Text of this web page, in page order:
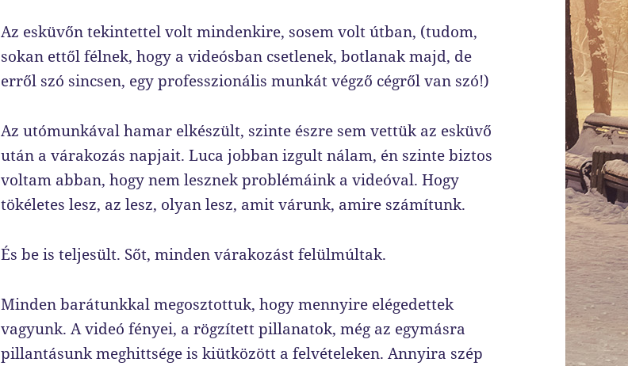
Az esküvőn tekintettel volt mindenkire, sosem volt útban, (tudom,
sokan ettől félnek, hogy a videósban csetlenek, botlanak majd, de
erről szó sincsen, egy professzionális munkát végző cégről van szó!)
Az utómunkával hamar elkészült, szinte észre sem vettük az esküvő
után a várakozás napjait. Luca jobban izgult nálam, én szinte biztos
voltam abban, hogy nem lesznek problémáink a videóval. Hogy
tökéletes lesz, az lesz, olyan lesz, amit várunk, amire számítunk.
És be is teljesült. Sőt, minden várakozást felülmúltak.
Minden barátunkkal megosztottuk, hogy mennyire elégedettek
vagyunk. A videó fényei, a rögzített pillanatok, még az egymásra
pillantásunk meghittsége is kiütközött a felvételeken. Annyira szép